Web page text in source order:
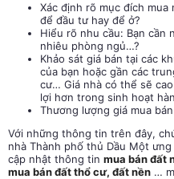
Xác định rõ mục đích mua
để đầu tư hay để ở?
Hiểu rõ nhu cầu: Bạn cần
nhiêu phòng ngủ…?
Khảo sát giá bán tại các
của bạn hoặc gần các
cư… Giá nhà có thể sẽ
lợi hơn trong sinh hoạt
Thương lượng giá mua
Với những thông tin trên đây,
nhà Thành phố thủ Dầu Một
cập nhật thông tin mua bán đất
mua bán đất thổ cư, đất nền …